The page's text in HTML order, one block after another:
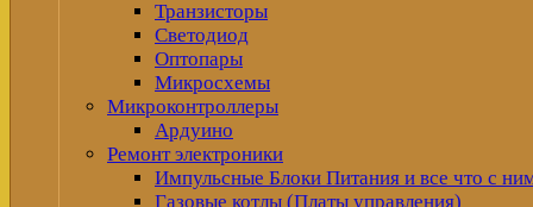
Транзисторы
Светодиод
Оптопары
Микросхемы
Микроконтроллеры
Ардуино
Ремонт электроники
Импульсные Блоки Питания и все что с
Газовые котлы (Платы управления)